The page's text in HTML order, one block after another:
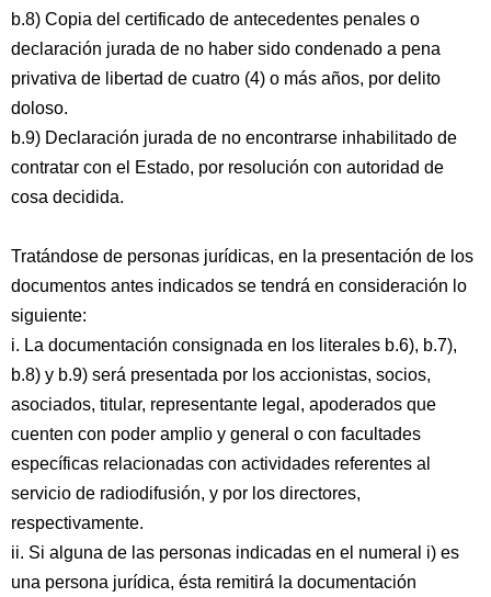
b.8) Copia del certificado de antecedentes penales o
declaración jurada de no haber sido condenado a pena
privativa de libertad de cuatro (4) o más años, por delito
doloso.
b.9) Declaración jurada de no encontrarse inhabilitado de
contratar con el Estado, por resolución con autoridad de
cosa decidida.
Tratándose de personas jurídicas, en la presentación de los
documentos antes indicados se tendrá en consideración lo
siguiente:
i. La documentación consignada en los literales b.6), b.7),
b.8) y b.9) será presentada por los accionistas, socios,
asociados, titular, representante legal, apoderados que
cuenten con poder amplio y general o con facultades
específicas relacionadas con actividades referentes al
servicio de radiodifusión, y por los directores,
respectivamente.
ii. Si alguna de las personas indicadas en el numeral i) es
una persona jurídica, ésta remitirá la documentación